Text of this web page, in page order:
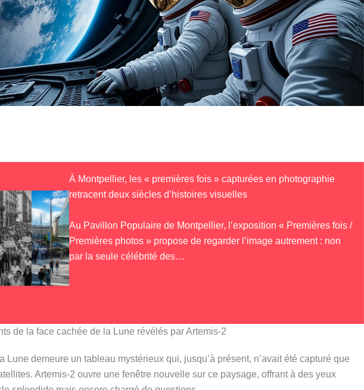
À Montpellier, les « premières fois » capturées en photographie
retracent deux siècles d’histoires visuelles
Au Pavillon Populaire de Montpellier, l’exposition « Premières fois /
Premières photos » propose de regarder l’image autrement : non
par la seule célébrité des…
de la face cachée de la Lune révélés par Artemis-2
Lune demeure un tableau mystérieux qui, jusqu’à présent, n’avait été capturé que
Artemis-2 ouvre une fenêtre nouvelle sur ce paysage, offrant à des yeux